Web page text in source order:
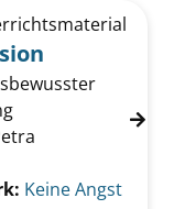
Keine Angst